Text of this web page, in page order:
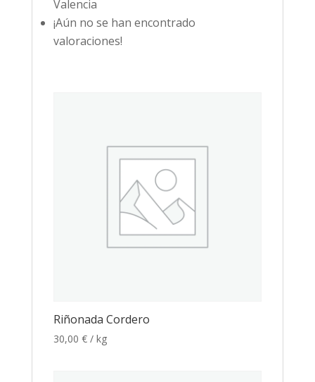
Valencia
¡Aún no se han encontrado
valoraciones!
Riñonada Cordero
30,00 € / kg